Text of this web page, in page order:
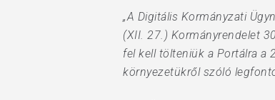
„A Digitális Kormányzati
(XII. 27.) Kormányrendelet
fel kell tölteniük a Portálra a
környezetükről szóló